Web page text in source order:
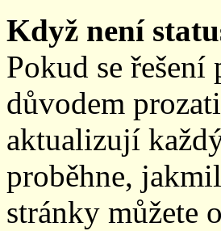
Když není
Pokud se
důvodem
aktualizují
proběhne,
stránky můžete